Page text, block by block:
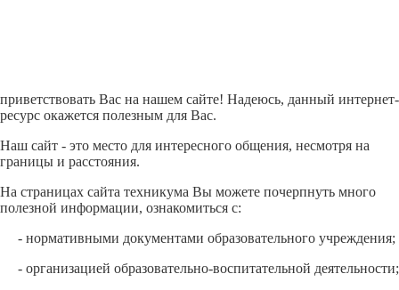
приветствовать Вас на нашем сайте! Надеюсь, данный интернет-
ресурс окажется полезным для Вас.
Наш сайт - это место для интересного общения, несмотря на
границы и расстояния.
На страницах сайта техникума Вы можете почерпнуть много
полезной информации, ознакомиться с:
- нормативными документами образовательного учреждения;
- организацией образовательно-воспитательной деятельности;